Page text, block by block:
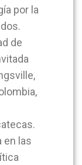
por la
de
en las